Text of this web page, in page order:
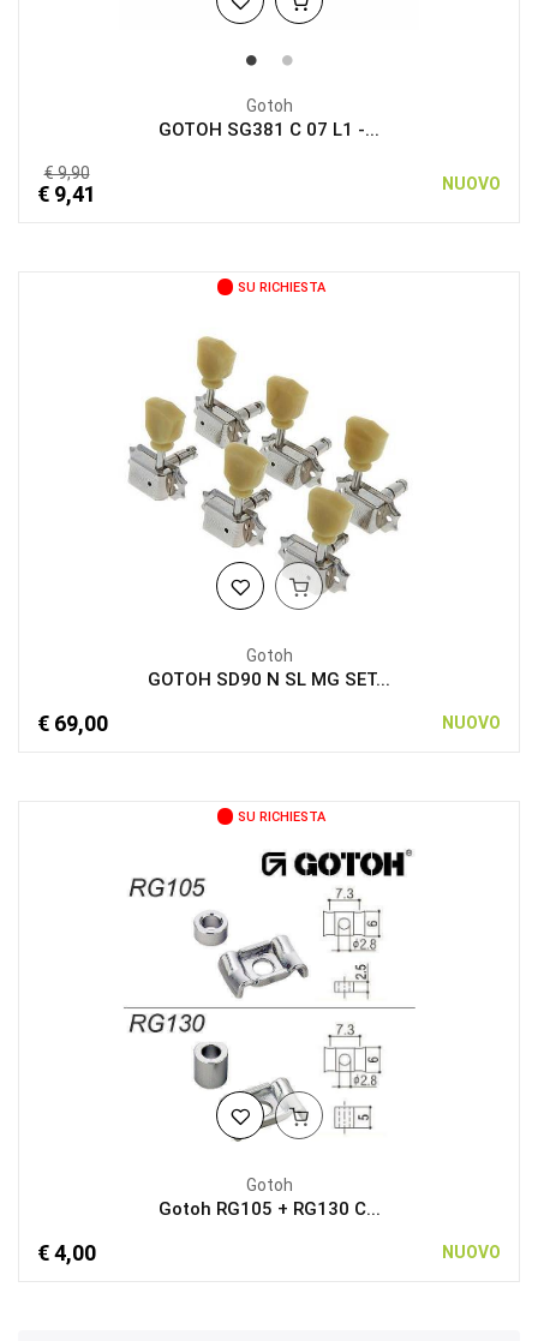
Gotoh
GOTOH SG381 C 07 L1 -...
€ 9,90
€ 9,41 NUOVO
SU RICHIESTA
Gotoh
GOTOH SD90 N SL MG SET...
€ 69,00 NUOVO
SU RICHIESTA
Gotoh
Gotoh RG105 + RG130 C...
€ 4,00 NUOVO